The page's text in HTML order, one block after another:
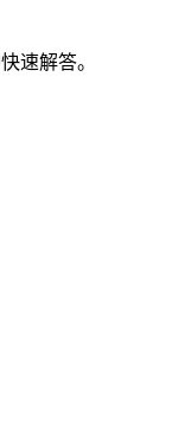
速解答。